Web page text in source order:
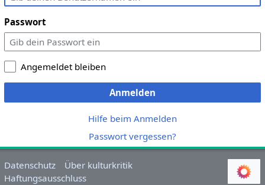
Passwort
Angemeldet bleiben
Anmelden
Hilfe beim Anmelden
Passwort vergessen?
Datenschutz
Über kulturkritik
Haftungsausschluss